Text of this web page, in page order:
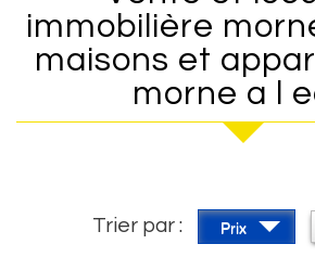
immobilière
maisons et
morne a l
Trier par : Prix